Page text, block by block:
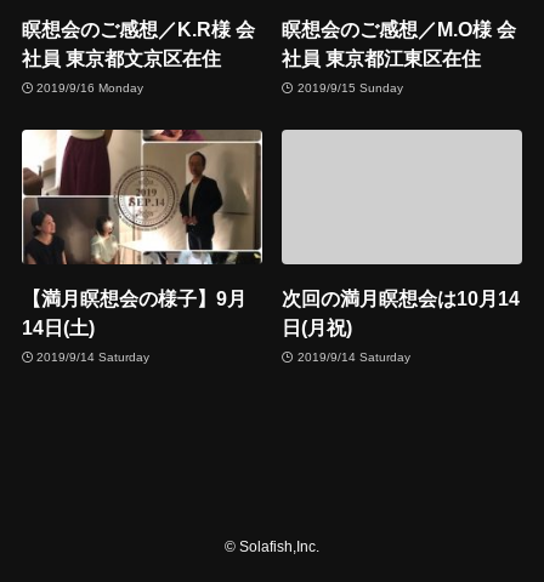
瞑想会のご感想／K.R様 会
社員 東京都文京区在住
2019/9/16 Monday
瞑想会のご感想／M.O様 会
社員 東京都江東区在住
2019/9/15 Sunday
【満月瞑想会の様子】9月
14日(土)
2019/9/14 Saturday
次回の満月瞑想会は10月14
日(月祝)
2019/9/14 Saturday
© Solafish,Inc.